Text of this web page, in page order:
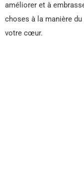
améliorer et à
choses à la manière
votre cœur.